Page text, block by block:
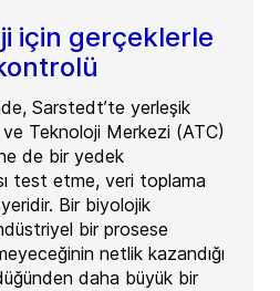
için gerçeklerle
Sarstedt’te yerleşik
Teknoloji Merkezi (ATC)
de bir yedek
test etme, veri toplama
Bir biyolojik
bir prosese
netlik kazandığı
daha büyük bir